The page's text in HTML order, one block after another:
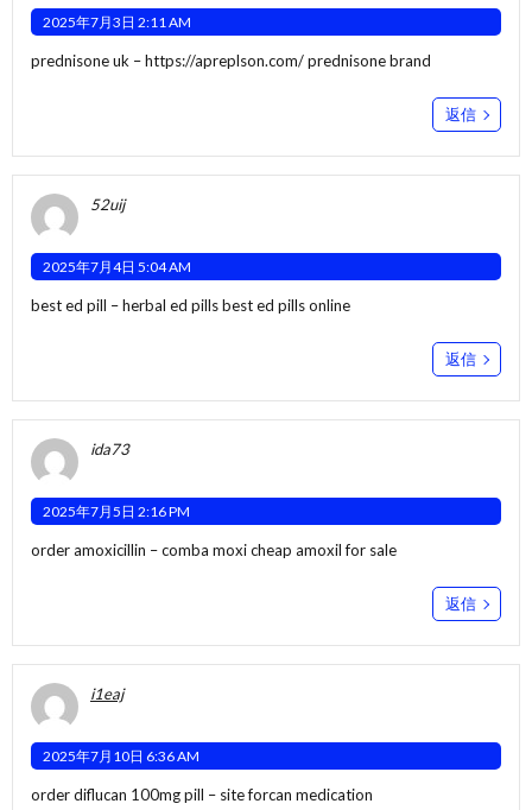
2025年7月3日 2:11 AM
prednisone uk –https://apreplson.com/prednisone brand
返信
52uij
2025年7月4日 5:04 AM
best ed pill –herbal ed pillsbest ed pills online
返信
ida73
2025年7月5日 2:16 PM
order amoxicillin –comba moxicheap amoxil for sale
返信
i1eaj
2025年7月10日 6:36 AM
order diflucan 100mg pill – siteforcan medication